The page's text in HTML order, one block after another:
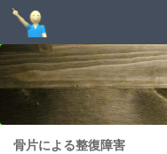
コンテンツへスキップ
骨片による整復障害